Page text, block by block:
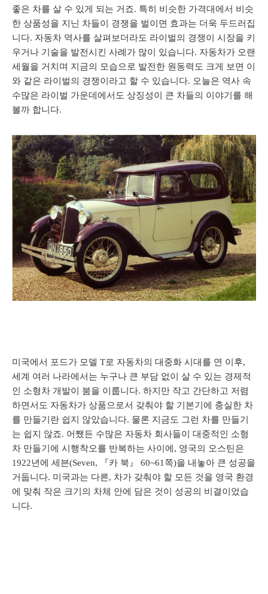
좋은 차를 살 수 있게 되는 거죠. 특히 비슷한 가격대에서 비슷
한 상품성을 지닌 차들이 경쟁을 벌이면 효과는 더욱 두드러집
니다. 자동차 역사를 살펴보더라도 라이벌의 경쟁이 시장을 키
우거나 기술을 발전시킨 사례가 많이 있습니다. 자동차가 오랜
세월을 거치며 지금의 모습으로 발전한 원동력도 크게 보면 이
와 같은 라이벌의 경쟁이라고 할 수 있습니다. 오늘은 역사 속
수많은 라이벌 가운데에서도 상징성이 큰 차들의 이야기를 해
볼까 합니다.
미국에서 포드가 모델 T로 자동차의 대중화 시대를 연 이후,
세계 여러 나라에서는 누구나 큰 부담 없이 살 수 있는 경제적
인 소형차 개발이 붐을 이룹니다. 하지만 작고 간단하고 저렴
하면서도 자동차가 상품으로서 갖춰야 할 기본기에 충실한 차
를 만들기란 쉽지 않았습니다. 물론 지금도 그런 차를 만들기
는 쉽지 않죠. 어쨌든 수많은 자동차 회사들이 대중적인 소형
차 만들기에 시행착오를 반복하는 사이에, 영국의 오스틴은
1922년에 세븐(Seven, 『카 북』 60~61쪽)을 내놓아 큰 성공을
거둡니다. 미국과는 다른, 차가 갖춰야 할 모든 것을 영국 환경
에 맞춰 작은 크기의 차체 안에 담은 것이 성공의 비결이었습
니다.